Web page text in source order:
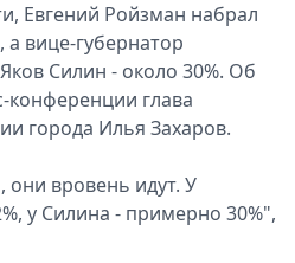
Евгений Ройзман набрал
вице-губернатор
Силин - около 30%. Об
глава
города Илья Захаров.
они вровень идут. У
у Силина - примерно 30%",